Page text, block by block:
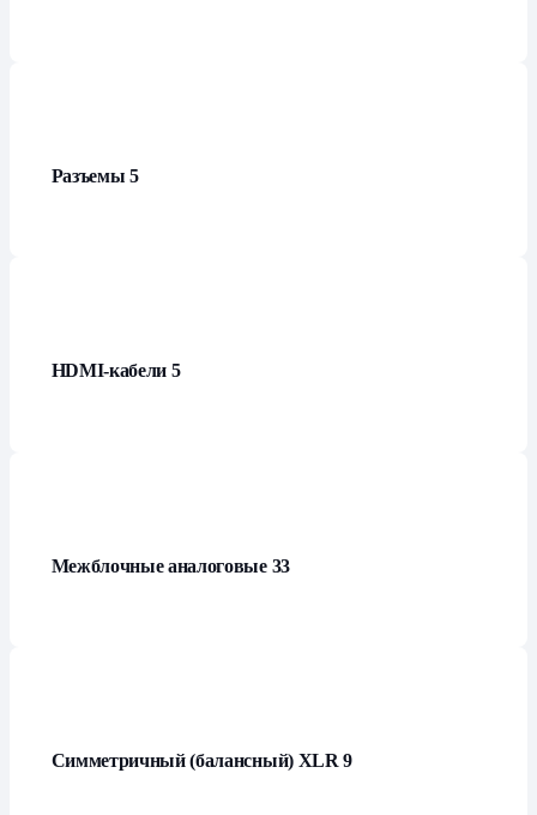
Разъемы 5
HDMI-кабели 5
Межблочные аналоговые 33
Симметричный (балансный) XLR9